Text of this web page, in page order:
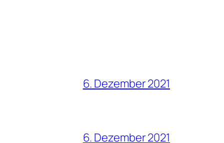
6. Dezember 2021
6. Dezember 2021